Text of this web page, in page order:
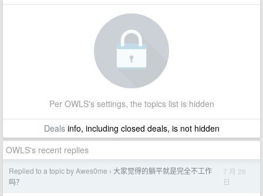
Per OWLS's settings, the topics list is hidden
Dealsinfo, including closed deals, is not hidden
OWLS's recent replies
Replied to a topic by Awes0me › 大家觉得的躺平就是完全不工作
吗？
7 月 26
日